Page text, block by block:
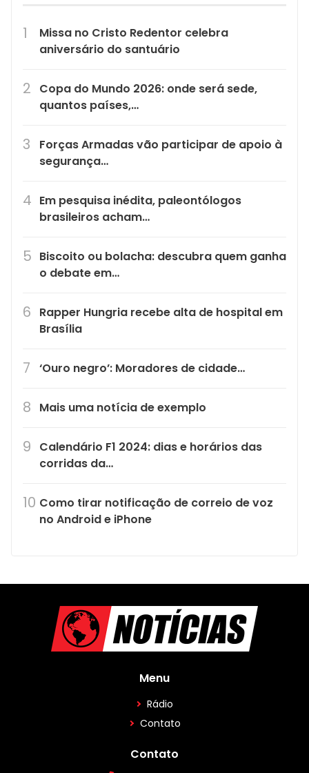
Missa no Cristo Redentor celebra
aniversário do santuário
Copa do Mundo 2026: onde será sede,
quantos países,…
Forças Armadas vão participar de apoio à
segurança…
Em pesquisa inédita, paleontólogos
brasileiros acham…
Biscoito ou bolacha: descubra quem ganha
o debate em…
Rapper Hungria recebe alta de hospital em
Brasília
‘Ouro negro’: Moradores de cidade…
Mais uma notícia de exemplo
Calendário F1 2024: dias e horários das
corridas da…
Como tirar notificação de correio de voz
no Android e iPhone
Menu
Rádio
Contato
Contato